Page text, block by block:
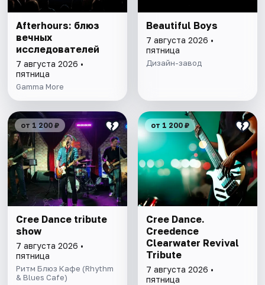
Afterhours: блюз
вечных
исследователей
7 августа 2026 •
пятница
Gamma More
Beautiful Boys
7 августа 2026 •
пятница
Дизайн-завод
от 1 200 ₽
Cree Dance tribute
show
7 августа 2026 •
пятница
Ритм Блюз Кафе (Rhythm
& Blues Cafe)
от 1 200 ₽
Cree Dance.
Creedence
Clearwater Revival
Tribute
7 августа 2026 •
пятница